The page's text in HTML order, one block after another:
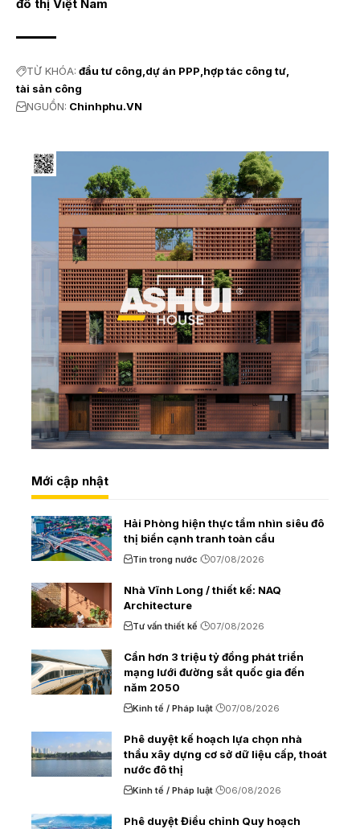
đô thị Việt Nam
TỪ KHÓA: đầu tư công dự án PPP hợp tác công tư
tài sản công
NGUỒN: Chinhphu.VN
Mới cập nhật
Hải Phòng hiện thực tầm nhìn siêu đô
thị biển cạnh tranh toàn cầu
Tin trong nước 07/08/2026
Nhà Vĩnh Long / thiết kế: NAQ
Architecture
Tư vấn thiết kế 07/08/2026
Cần hơn 3 triệu tỷ đồng phát triển
mạng lưới đường sắt quốc gia đến
năm 2050
Kinh tế / Pháp luật 07/08/2026
Phê duyệt kế hoạch lựa chọn nhà
thầu xây dựng cơ sở dữ liệu cấp, thoát
nước đô thị
Kinh tế / Pháp luật 06/08/2026
Phê duyệt Điều chỉnh Quy hoạch